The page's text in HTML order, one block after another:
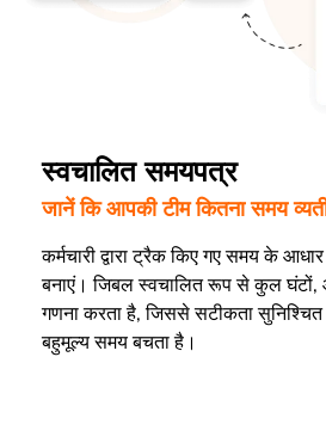
स्वचालित समयपत्र
जानें कि आपकी टीम कितना समय
कर्मचारी द्वारा ट्रैक किए गए समय के
बनाएं। जिबल स्वचालित रूप से कुल
गणना करता है, जिससे सटीकता
बहुमूल्य समय बचता है।